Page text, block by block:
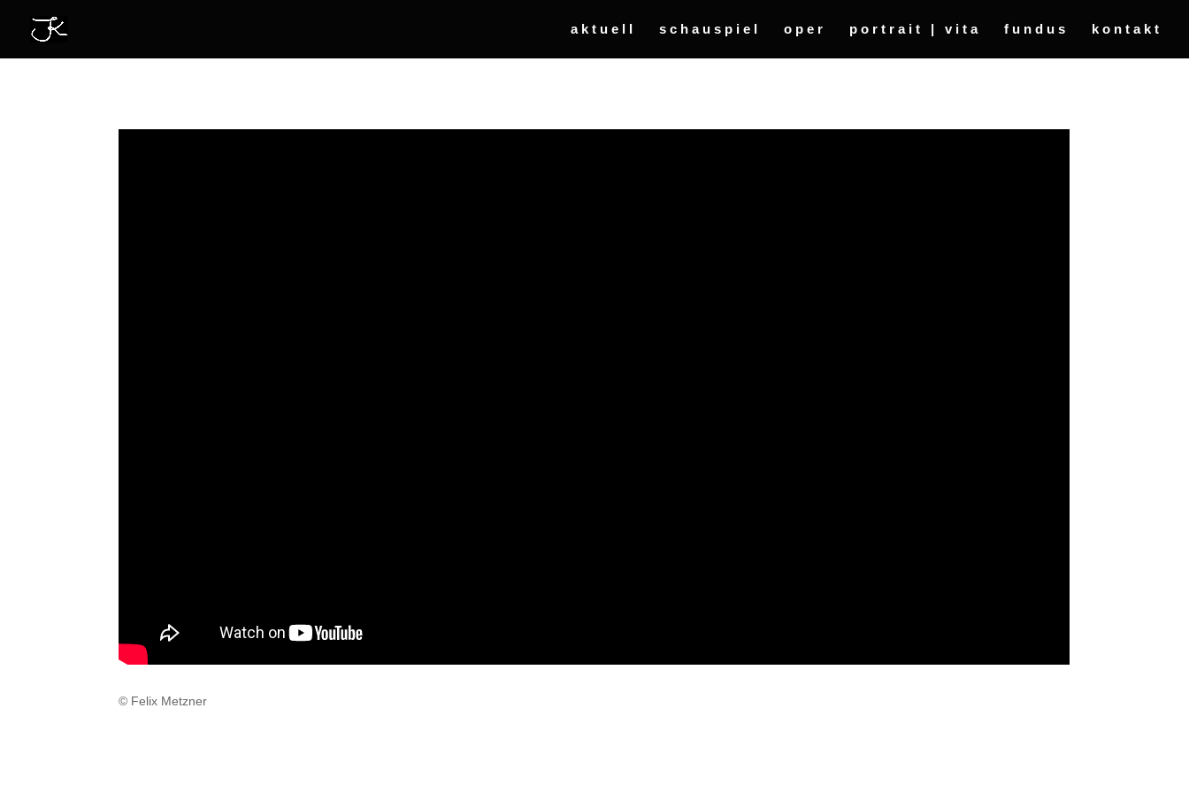
aktuell schauspiel oper portrait | vita fundus kontakt
© Felix Metzner